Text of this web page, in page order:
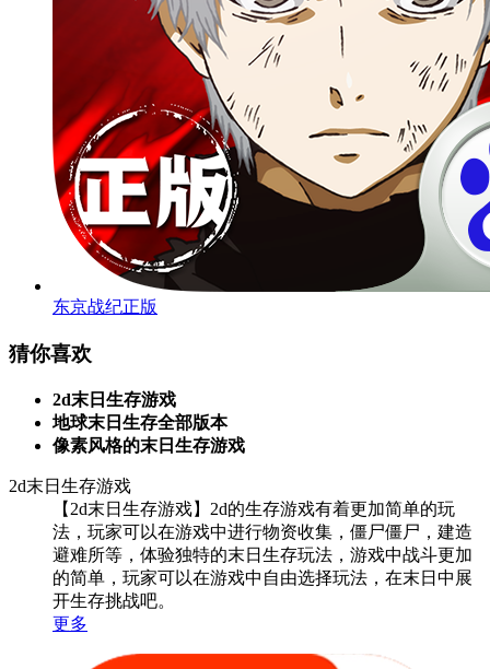
东京战纪正版
猜你喜欢
2d末日生存游戏
地球末日生存全部版本
像素风格的末日生存游戏
2d末日生存游戏
【2d末日生存游戏】2d的生存游戏有着更加简单的玩
法，玩家可以在游戏中进行物资收集，僵尸僵尸，建造
避难所等，体验独特的末日生存玩法，游戏中战斗更加
的简单，玩家可以在游戏中自由选择玩法，在末日中展
开生存挑战吧。
更多